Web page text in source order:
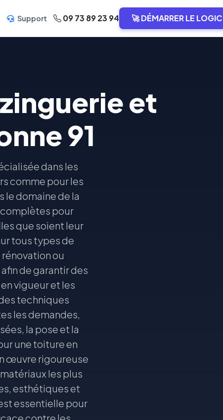
Support 09 73 89 23 94 🚀 DÉMARRER LE
et
91
dans les
comme pour les
le domaine de la
pour
que soient leur
tous types de
ou
de garantir des
vigueur et les
techniques
les demandes,
la pose et la
une toiture en
œuvre rigoureuse
les plus
esthétiques et
essentielle pour